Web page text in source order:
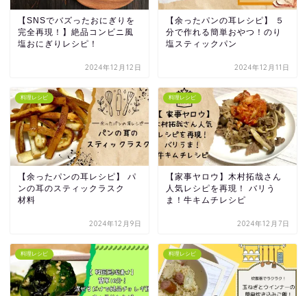
【SNSでバズったおにぎりを
完全再現！】絶品コンビニ風
塩おにぎりレシピ！
2024年12月12日
【余ったパンの耳レシピ】 ５
分で作れる簡単おやつ！のり
塩スティックパン
2024年12月11日
料理レシピ
【余ったパンの耳レシピ】 パ
ンの耳のスティックラスク
材料
2024年12月9日
料理レシピ
【家事ヤロウ】木村拓哉さん
人気レシピを再現！ バリう
ま！牛キムチレシピ
2024年12月7日
料理レシピ 料理レシピ